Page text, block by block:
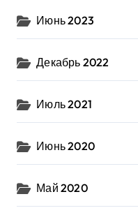
Июнь 2023
Декабрь 2022
Июль 2021
Июнь 2020
Май 2020